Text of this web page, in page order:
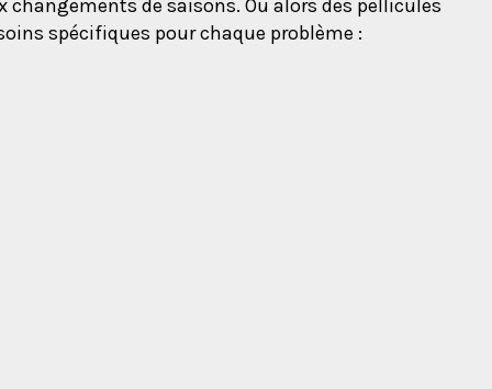
de saisons. Ou alors des pellicules
spécifiques pour chaque problème :